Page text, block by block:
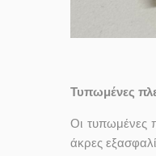
Τυπωμένες
Οι τυπωμένες
άκρες